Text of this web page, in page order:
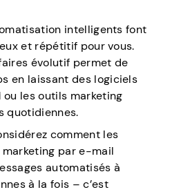
intelligents font
et répétitif pour vous.
évolutif permet de
en laissant des logiciels
ou les outils marketing
quotidiennes.
comment les
par e-mail
automatisés à
à la fois – c’est